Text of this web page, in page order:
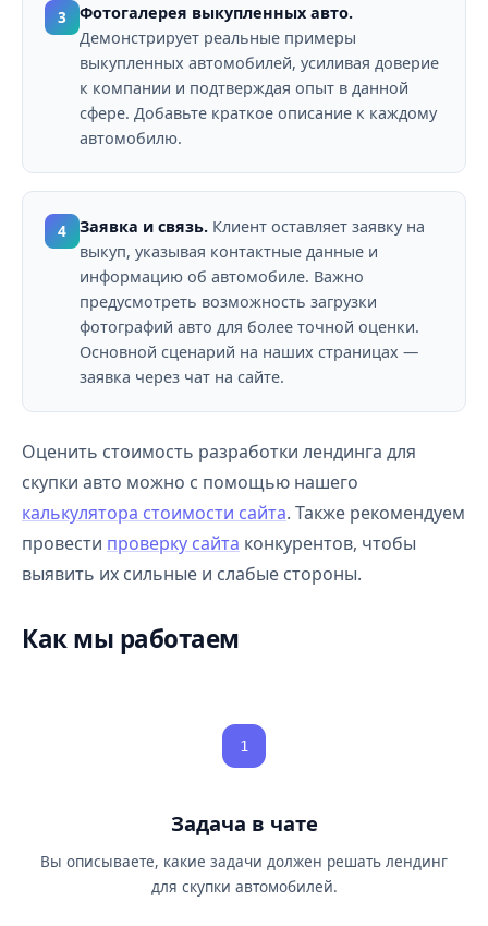
3
Фотогалерея выкупленных авто.
Демонстрирует реальные примеры
выкупленных автомобилей, усиливая доверие
к компании и подтверждая опыт в данной
сфере. Добавьте краткое описание к каждому
автомобилю.
4 Заявка и связь. Клиент оставляет заявку на
выкуп, указывая контактные данные и
информацию об автомобиле. Важно
предусмотреть возможность загрузки
фотографий авто для более точной оценки.
Основной сценарий на наших страницах —
заявка через чат на сайте.
Оценить стоимость разработки лендинга для
скупки авто можно с помощью нашего
калькулятора стоимости сайта. Также рекомендуем
провести проверку сайта конкурентов, чтобы
выявить их сильные и слабые стороны.
Как мы работаем
1
Задача в чате
Вы описываете, какие задачи должен решать лендинг
для скупки автомобилей.